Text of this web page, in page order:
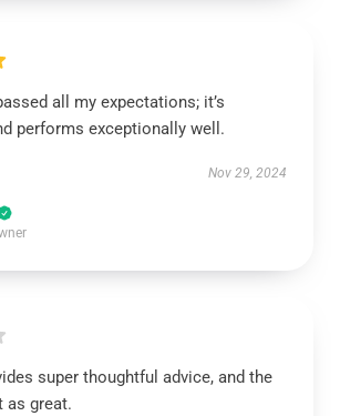
all my expectations; it’s
performs exceptionally well.
Nov 29, 2024
super thoughtful advice, and the
as great.